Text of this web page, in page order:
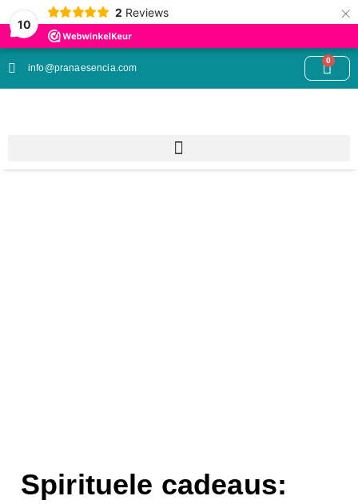
10
2 Reviews ×
info@pranaesencia.com
0
Spirituele cadeaus: